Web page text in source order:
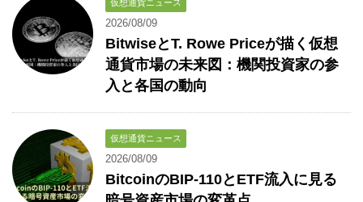
仮想通貨ニュース
2026/08/09
BitwiseとT. Rowe Priceが描く仮想
通貨市場の未来図：機関投資家の参
入と各国の動向
仮想通貨ニュース
2026/08/09
BitcoinのBIP-110とETF流入に見る